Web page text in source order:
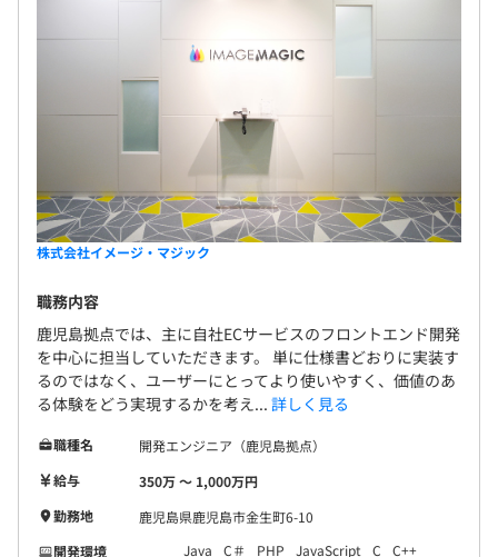
名入れ感覚でオリジナルマークからグッズ作成ができるア
必要なのは名前やメッセージなどのテキストだけ。好きな
モチーフや画像とテキストの組み合わせでオシャレなデザ
インが驚くほど簡単につくれます。
◾️各種研修制度
◾️検定取得奨励制度
◾️業務習得スキル検定 など
高パフォーマンスを実現するCPU、およびストレスを感じ
させないメモリを増設したPCは、あなたの希望に応じて
カスタマイズを行います。
株式会社イメージ・マジック
職務内容
鹿児島拠点では、主に自社ECサービスのフロントエンド開発
を中心に担当していただきます。 単に仕様書どおりに実装す
るのではなく、ユーザーにとってより使いやすく、価値のあ
る体験をどう実現するかを考え... 詳しく見る
職種名
開発エンジニア（鹿児島拠点）
給与
350万 〜 1,000万円
勤務地
鹿児島県鹿児島市金生町6-10
開発環境
Java C＃ PHP JavaScript C
C++